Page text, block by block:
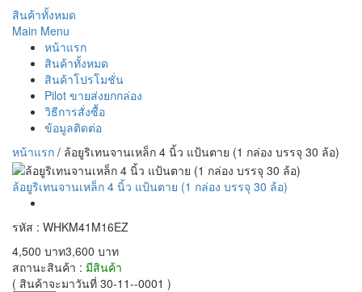
สินค้าทั้งหมด
Main Menu
หน้าแรก
สินค้าทั้งหมด
สินค้าโปรโมชั่น
Pilot ขายส่งยกกล่อง
วิธีการสั่งซื้อ
ข้อมูลติดต่อ
หน้าแรก / ล้อยูริเทนจานเหล็ก 4 นิ้ว แป้นตาย (1 กล่อง บรรจุ 30 ล้อ)
ล้อยูริเทนจานเหล็ก 4 นิ้ว แป้นตาย (1 กล่อง บรรจุ 30 ล้อ)
รหัส : WHKM41M16EZ
4,500 บาท3,600 บาท
สถานะสินค้า : มีสินค้า
( สินค้าจะมาวันที่ 30-11--0001 )